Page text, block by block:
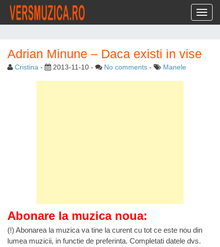
Adrian Minune – Daca existi in vise
Cristina - 2013-11-10 - No comments - Manele
Abonare la muzica noua:
(!) Abonarea la muzica va tine la curent cu tot ce este nou din
lumea muzicii, in functie de preferinta. Completati datele dvs.